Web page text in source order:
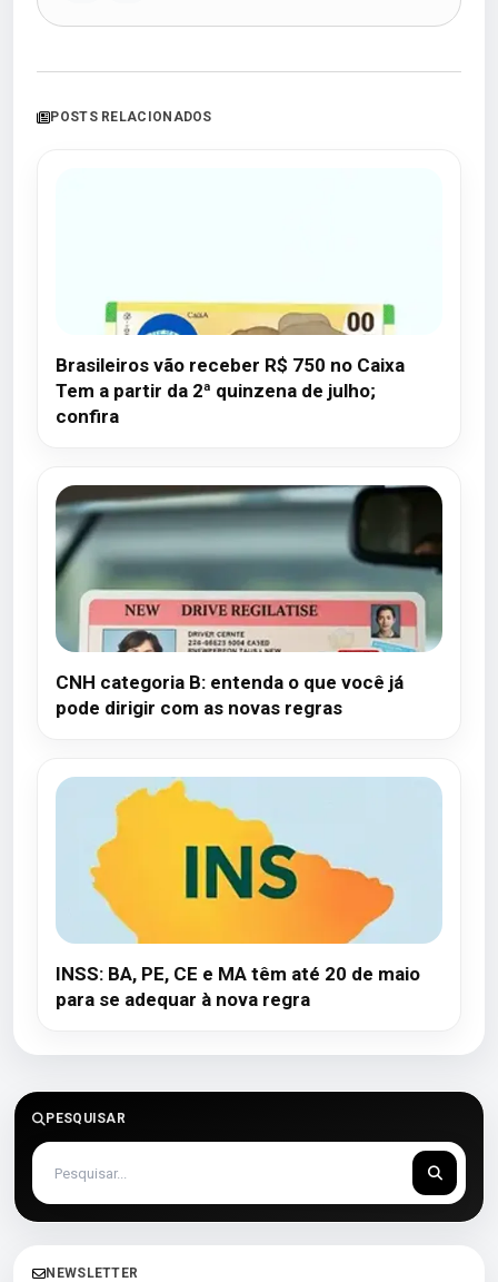
POSTS RELACIONADOS
Brasileiros vão receber R$ 750 no Caixa
Tem a partir da 2ª quinzena de julho;
confira
CNH categoria B: entenda o que você já
pode dirigir com as novas regras
INSS: BA, PE, CE e MA têm até 20 de maio
para se adequar à nova regra
PESQUISAR
NEWSLETTER